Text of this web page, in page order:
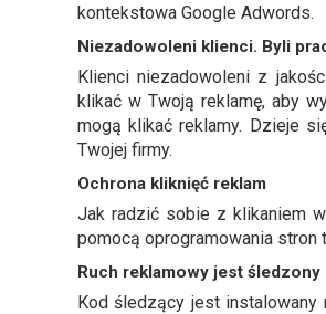
kontekstowa Google Adwords.
Niezadowoleni klienci. Byli
Klienci niezadowoleni z
klikać w Twoją reklamę, aby
mogą klikać reklamy. Dzieje
Twojej firmy.
Ochrona kliknięć reklam
Jak radzić sobie z klikaniem
pomocą oprogramowania stron
Ruch reklamowy jest śledzony
Kod śledzący jest instalowany